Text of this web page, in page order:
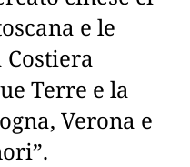
e le
Terre e la
Verona e